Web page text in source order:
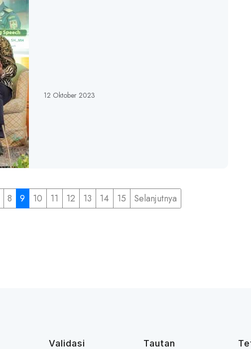
12 Oktober 2023
8 9 10 11 12 13 14 15 Selanjutnya
Validasi Tautan